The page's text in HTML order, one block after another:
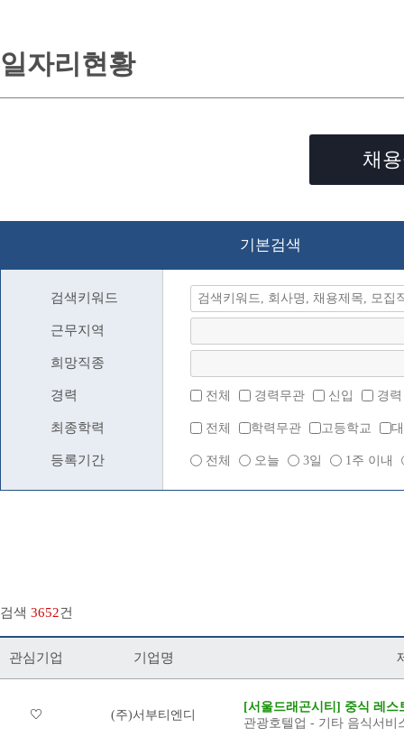
일자리현황
채
기본검색
검색키워드
근무지역
희망직종
경력 전체 경력무관 신입 경력
최종학력 전체 학력무관 고등학교
등록기간 전체 오늘 3일 1주 이내
검색 3652건
관심기업 기업명
(주)서부티엔디
[서울드래곤시티] 중식 레스
관광호텔업 - 기타 음식서비